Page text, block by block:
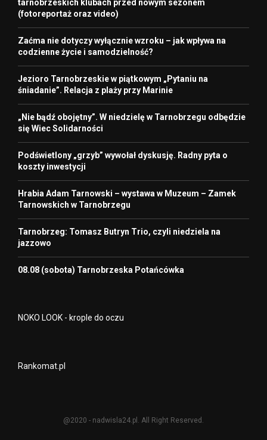
tarnobrzeskich klubach przed nowym sezonem
(fotoreportaż oraz video)
Zaćma nie dotyczy wyłącznie wzroku – jak wpływa na
codzienne życie i samodzielność?
Jezioro Tarnobrzeskie w piątkowym „Pytaniu na
śniadanie”. Relacja z plaży przy Marinie
„Nie bądź obojętny”. W niedzielę w Tarnobrzegu odbędzie
się Wiec Solidarności
Podświetlony „grzyb” wywołał dyskusję. Radny pyta o
koszty inwestycji
Hrabia Adam Tarnowski – wystawa w Muzeum – Zamek
Tarnowskich w Tarnobrzegu
Tarnobrzeg: Tomasz Butryn Trio, czyli niedziela na
jazzowo
08.08 (sobota) Tarnobrzeska Potańcówka
NOKO LOOK - krople do oczu
Rankomat.pl
@2020 - nadwisla24.pl. All Right Reserved.